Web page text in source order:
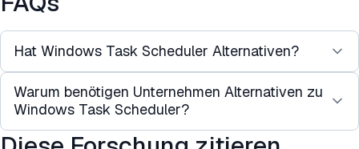
Hat Windows Task Scheduler Alternativen?
Ja, es gibt kostenlose Alternativen wie Z-Cron
Scheduler, kostengünstige Alternativen wie
VisualCron und kostenpflichtige Alternativen wie
Warum benötigen Unternehmen Alternativen zu
Windows Task Scheduler?